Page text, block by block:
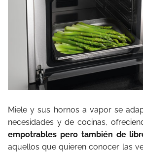
Miele y sus hornos a vapor se
necesidades y de cocinas,
empotrables pero también de
aquellos que quieren conocer las